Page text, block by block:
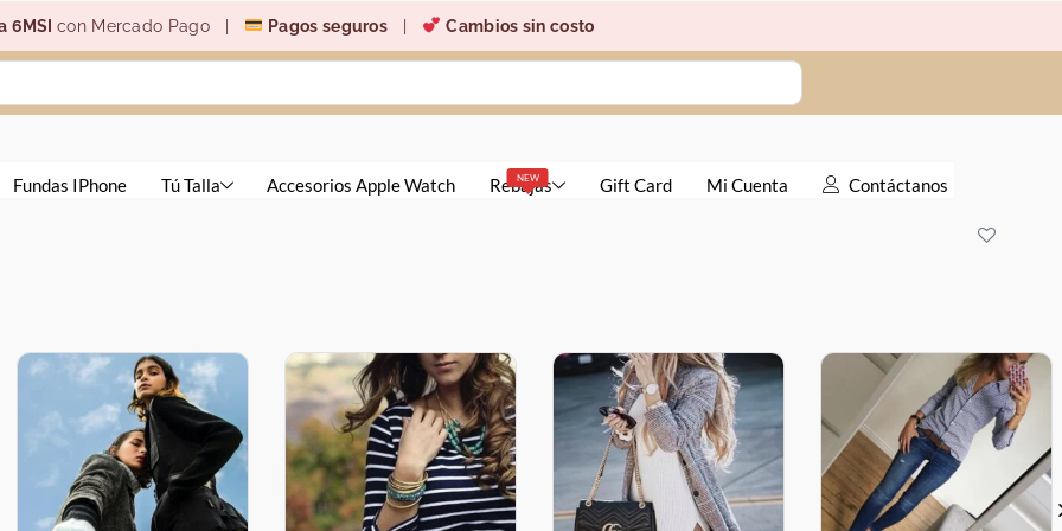
6MSIcon Mercado Pago | Pagos seguros Cambios sin costo
Fundas IPhone Tú Talla Accesorios Apple Watch NEW
Rebajas Gift Card Mi Cuenta Contáctanos